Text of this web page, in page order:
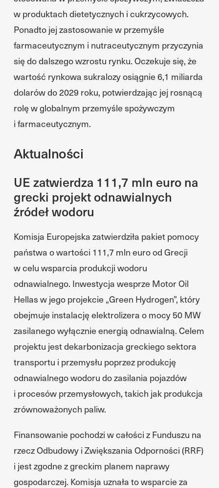
w produktach dietetycznych i cukrzycowych.
Ponadto jej zastosowanie w przemyśle
farmaceutycznym i nutraceutycznym przyczynia
się do dalszego wzrostu rynku. Oczekuje się, że
wartość rynkowa sukralozy osiągnie 6,1 miliarda
dolarów do 2029 roku, potwierdzając jej rosnącą
rolę w globalnym przemyśle spożywczym
i farmaceutycznym.
Aktualności
UE zatwierdza 111,7 mln euro na
grecki projekt odnawialnych
źródeł wodoru
Komisja Europejska zatwierdziła pakiet pomocy
państwa o wartości 111,7 mln euro od Grecji
w celu wsparcia produkcji wodoru
odnawialnego. Inwestycja wesprze Motor Oil
Hellas w jego projekcie „Green Hydrogen”, który
obejmuje instalację elektrolizera o mocy 50 MW
zasilanego wyłącznie energią odnawialną. Celem
projektu jest dekarbonizacja greckiego sektora
transportu i przemysłu poprzez produkcję
odnawialnego wodoru do zasilania pojazdów
i procesów przemysłowych, takich jak produkcja
zrównoważonych paliw.
Finansowanie pochodzi w całości z Funduszu na
rzecz Odbudowy i Zwiększania Odporności (RRF)
i jest zgodne z greckim planem naprawy
gospodarczej. Komisja uznała to wsparcie za